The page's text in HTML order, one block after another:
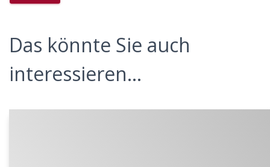
Das könnte Sie auch
interessieren...